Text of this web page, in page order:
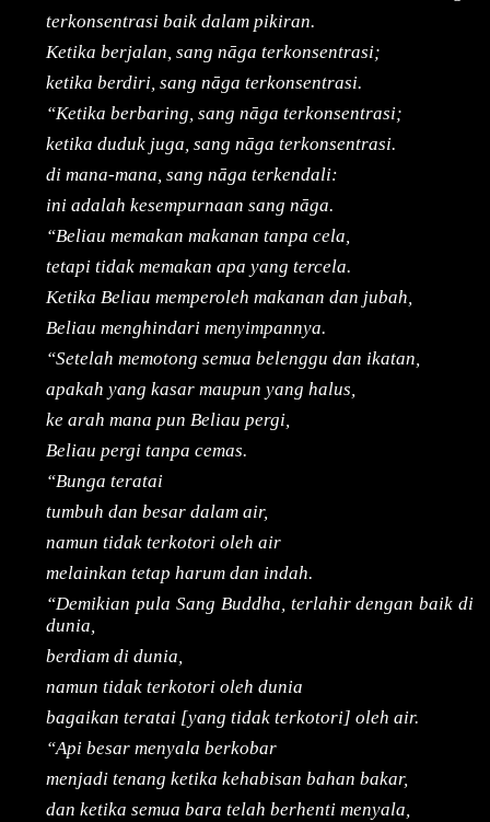
terkonsentrasi baik dalam pikiran.
Ketika berjalan, sang nāga terkonsentrasi;
ketika berdiri, sang nāga terkonsentrasi.
“Ketika berbaring, sang nāga terkonsentrasi;
ketika duduk juga, sang nāga terkonsentrasi.
di mana-mana, sang nāga terkendali:
ini adalah kesempurnaan sang nāga.
“Beliau memakan makanan tanpa cela,
tetapi tidak memakan apa yang tercela.
Ketika Beliau memperoleh makanan dan jubah,
Beliau menghindari menyimpannya.
“Setelah memotong semua belenggu dan ikatan,
apakah yang kasar maupun yang halus,
ke arah mana pun Beliau pergi,
Beliau pergi tanpa cemas.
“Bunga teratai
tumbuh dan besar dalam air,
namun tidak terkotori oleh air
melainkan tetap harum dan indah.
“Demikian pula Sang Buddha, terlahir dengan baik di
dunia,
berdiam di dunia,
namun tidak terkotori oleh dunia
bagaikan teratai [yang tidak terkotori] oleh air.
“Api besar menyala berkobar
menjadi tenang ketika kehabisan bahan bakar,
dan ketika semua bara telah berhenti menyala,